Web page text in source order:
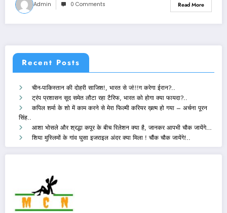
Admin 0 Comments Read More
Recent Posts
चीन-पाकिस्तान की दोहरी साजिश!, भारत से जं!!!ग करेगा ईरान?..
ट्रंप प्रशासन सूद समेत लौटा रहा टैरिफ, भारत को होगा क्या फायदा?..
कपिल शर्मा के शो में काम करने से मेरा फिल्मी करियर ख़त्म हो गया – अर्चना पूरन
सिंह..
आशा भोसले और श्रद्धा कपूर के बीच रिलेशन क्या है, जानकर आपभी चौक जायेंगे…
शिया मुस्लिमों के गांव घुसा इजराइल अंदर क्या मिला ! चौंक चौक जायेंगे!..